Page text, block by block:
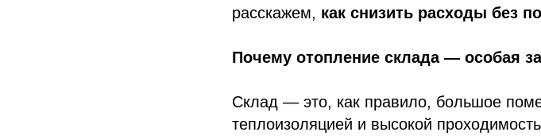
расскажем, как снизить расходы без
Почему отопление склада — особая
Склад — это, как правило, большое
теплоизоляцией и высокой